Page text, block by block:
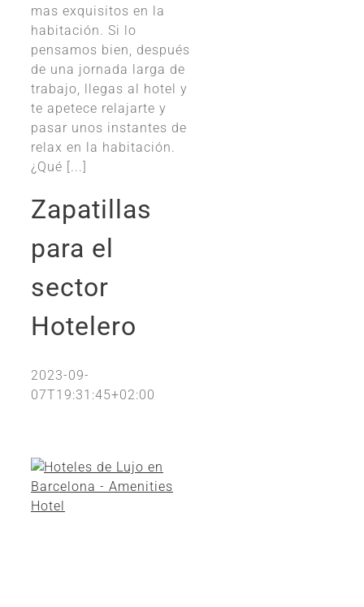
mas exquisitos en la
habitación. Si lo
pensamos bien, después
de una jornada larga de
trabajo, llegas al hotel y
te apetece relajarte y
pasar unos instantes de
relax en la habitación.
¿Qué [...]
Zapatillas
para el
sector
Hotelero
2023-09-
07T19:31:45+02:00